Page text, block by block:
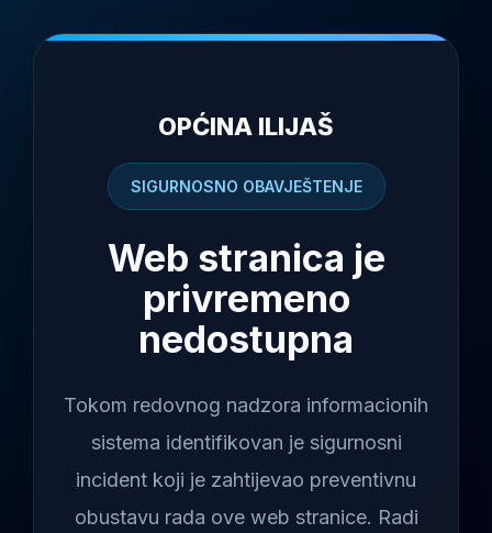
OPĆINA ILIJAŠ
SIGURNOSNO OBAVJEŠTENJE
Web stranica je
privremeno
nedostupna
Tokom redovnog nadzora informacionih
sistema identifikovan je sigurnosni
incident koji je zahtijevao preventivnu
obustavu rada ove web stranice. Radi